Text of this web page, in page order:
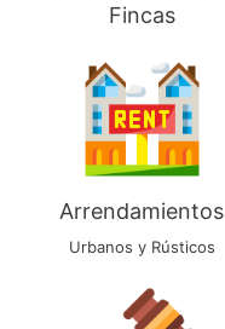
Fincas
Arrendamientos
Urbanos y Rústicos